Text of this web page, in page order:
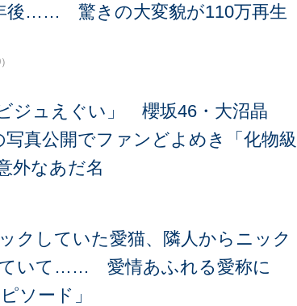
後…… 驚きの大変貌が110万再生
ビジュえぐい」 櫻坂46・大沼晶
写真公開でファンどよめき「化物級
外なあだ名
クしていた愛猫、隣人からニック
ていて…… 愛情あふれる愛称に
ソード」